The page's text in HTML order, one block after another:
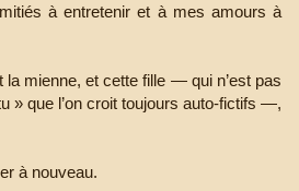
à entretenir et à mes amours à
la mienne, et cette fille — qui n’est pas
» que l’on croit toujours auto-fictifs —,
à nouveau.